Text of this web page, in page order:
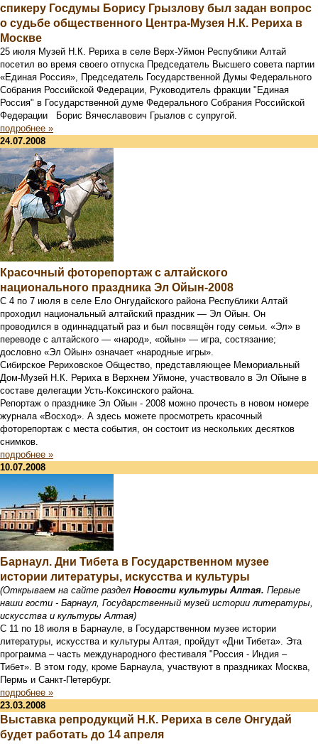
спикеру Госдумы Борису Грызлову был задан вопрос
о судьбе общественного Центра-Музея Н.К. Рериха в
Москве
25 июля Музей Н.К. Рериха в селе Верх-Уймон Республики Алтай
посетил во время своего отпуска Председатель Высшего совета партии
«Единая Россия», Председатель Государственной Думы Федерального
Собрания Российской Федерации, Руководитель фракции "Единая
Россия" в Государственной думе Федерального Собрания Российской
Федерации Борис Вячеславович Грызлов с супругой.
подробнее »
24.07.2008
Красочный фоторепортаж с алтайского
национального праздника Эл Ойын-2008
С 4 по 7 июля в селе Ело Онгудайского района Республики Алтай
проходил национальный алтайский праздник — Эл Ойын. Он
проводился в одиннадцатый раз и был посвящён году семьи. «Эл» в
переводе с алтайского — «народ», «ойын» — игра, состязание;
дословно «Эл Ойын» означает «народные игры».
Сибирское Рериховское Общество, представляющее Мемориальный
Дом-Музей Н.К. Рериха в Верхнем Уймоне, участвовало в Эл Ойыне в
составе делегации Усть-Коксинского района.
Репортаж о празднике Эл Ойын - 2008 можно прочесть в новом номере
журнала «Восход». А здесь можете просмотреть красочный
фоторепортаж с места события, он состоит из нескольких десятков
снимков.
подробнее »
10.07.2008
Барнаул. Дни Тибета в Государственном музее
истории литературы, искусства и культуры
(Открываем на сайте раздел Новости культуры Алтая. Первые
наши гости - Барнаул, Государственный музей истории литературы,
искусства и культуры Алтая)
С 11 по 18 июля в Барнауле, в Государственном музее истории
литературы, искусства и культуры Алтая, пройдут «Дни Тибета». Эта
программа – часть международного фестиваля "Россия - Индия –
Тибет». В этом году, кроме Барнаула, участвуют в праздниках Москва,
Пермь и Санкт-Петербург.
подробнее »
23.03.2008
Выставка репродукций Н.К. Рериха в селе Онгудай
будет работать до 14 апреля